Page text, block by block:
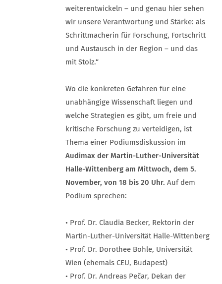
weiterentwickeln – und genau hier sehen
wir unsere Verantwortung und Stärke: als
Schrittmacherin für Forschung, Fortschritt
und Austausch in der Region – und das
mit Stolz.“
Wo die konkreten Gefahren für eine
unabhängige Wissenschaft liegen und
welche Strategien es gibt, um freie und
kritische Forschung zu verteidigen, ist
Thema einer Podiumsdiskussion im
Audimax der Martin-Luther-Universität
Halle-Wittenberg am Mittwoch, dem 5.
November, von 18 bis 20 Uhr. Auf dem
Podium sprechen:
• Prof. Dr. Claudia Becker, Rektorin der
Martin-Luther-Universität Halle-Wittenberg
• Prof. Dr. Dorothee Bohle, Universität
Wien (ehemals CEU, Budapest)
• Prof. Dr. Andreas Pečar, Dekan der